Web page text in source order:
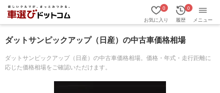
お気に入り
0
履歴
0
メニュー
ダットサンピックアップ（日産）の中古車価格相場
ダットサンピックアップ（日産）の中古車価格相場。価格・年式・走行距離に
応じた価格相場をご確認いただけます。